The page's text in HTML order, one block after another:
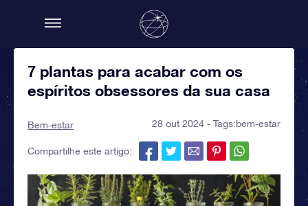
7 plantas para acabar com os
espíritos obsessores da sua casa
Bem-estar 28 out 2024 - Tags:bem-estar
Compartilhe este artigo: